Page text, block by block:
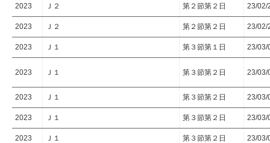
2023 Ｊ２ 第２節第２日 23/02/
2023 Ｊ２ 第２節第２日 23/02/
2023 Ｊ１ 第３節第１日 23/03/
2023 Ｊ１ 第３節第２日 23/03/
2023 Ｊ１ 第３節第２日 23/03/
2023 Ｊ１ 第３節第２日 23/03/
2023 Ｊ１ 第３節第２日 23/03/